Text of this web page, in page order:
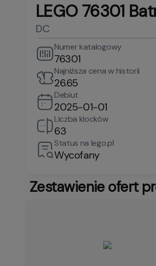
LEGO 76301
DC
Numer katalogowy
76301
Najniższa cena w historii
26.65
Debiut
2025-01-01
Liczba klocków
63
Status na lego.pl
Wycofany
Zestawienie ofert